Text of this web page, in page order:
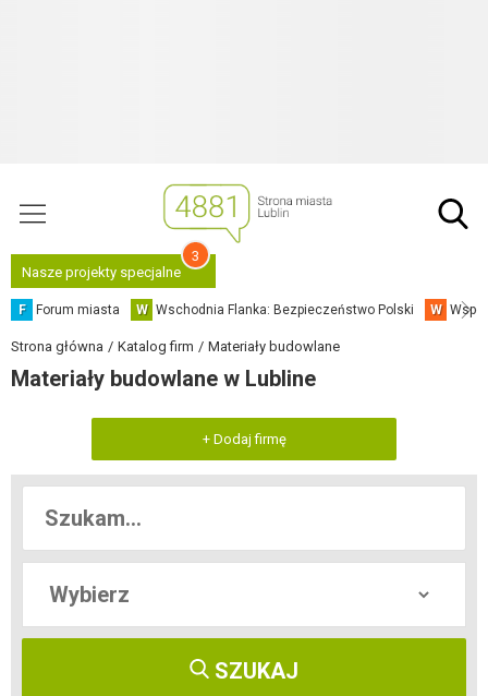
Nasze projekty specjalne
3
F Forum miasta W Wschodnia Flanka: Bezpieczeństwo Polski W
Strona główna Katalog firm Materiały budowlane
Materiały budowlane w Lubline
+ Dodaj firmę
SZUKAJ